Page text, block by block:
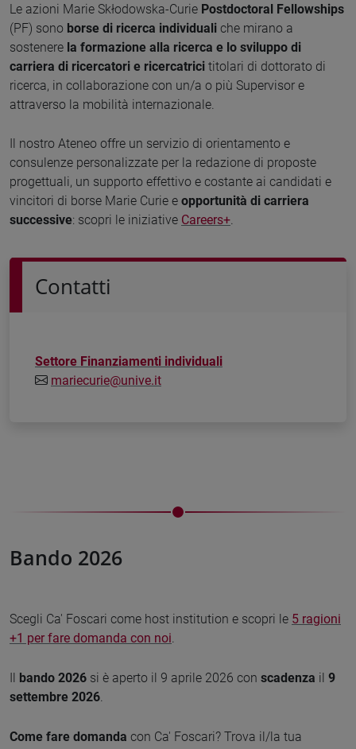
Le azioni Marie Skłodowska-Curie Postdoctoral Fellowships
(PF) sono borse di ricerca individuali che mirano a
sostenere la formazione alla ricerca e lo sviluppo di
carriera di ricercatori e ricercatrici titolari di dottorato di
ricerca, in collaborazione con un/a o più Supervisor e
attraverso la mobilità internazionale.
Il nostro Ateneo offre un servizio di orientamento e
consulenze personalizzate per la redazione di proposte
progettuali, un supporto effettivo e costante ai candidati e
vincitori di borse Marie Curie e opportunità di carriera
successive: scopri le iniziative Careers+.
Contatti
Settore Finanziamenti individuali
mariecurie@unive.it
Bando 2026
Scegli Ca' Foscari come host institution e scopri le 5 ragioni
+1 per fare domanda con noi.
Il bando 2026 si è aperto il 9 aprile 2026 con scadenza il 9
settembre 2026.
Come fare domanda con Ca' Foscari? Trova il/la tua